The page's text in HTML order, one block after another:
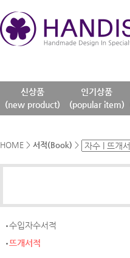
신상품
(new product)
인기상품
(popular item)
HOME > 서적(Book) >
수입자수서적
뜨개서적